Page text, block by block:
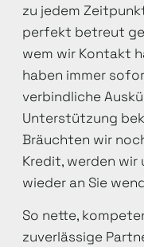
zu jedem
perfekt betreut
wem wir Kontakt
haben immer
verbindliche
Unterstützung
Bräuchten wir
Kredit, werden
wieder an Sie
So nette,
zuverlässige